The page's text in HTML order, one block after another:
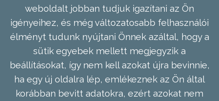
weboldalt jobban tudjuk igazítani az Ön
igényeihez, és még változatosabb felhasználói
élményt tudunk nyújtani Önnek azáltal, hogy a
sütik egyebek mellett megjegyzik a
beállításokat, így nem kell azokat újra bevinnie,
ha egy új oldalra lép, emlékeznek az Ön által
korábban bevitt adatokra, ezért azokat nem